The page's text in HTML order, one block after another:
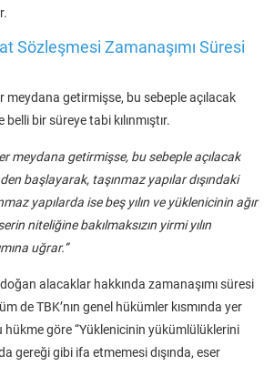
Sözleşmesi Zamanaşımı Süresi
meydana getirmişse, bu sebeple açılacak
bir süreye tabi kılınmıştır.
meydana getirmişse, bu sebeple açılacak
başlayarak, taşınmaz yapılar dışındaki
yapılarda ise beş yılın ve yüklenicinin ağır
niteliğine bakılmaksızın yirmi yılın
uğrar.”
alacaklar hakkında zamanaşımı süresi
de TBK’nın genel hükümler kısmında yer
hükme göre “Yüklenicinin yükümlülüklerini
gereği gibi ifa etmemesi dışında, eser